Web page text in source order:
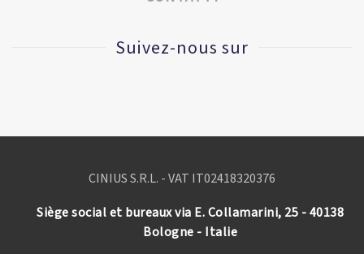
Suivez-nous sur
CINIUS S.R.L. - VAT IT02418320376
Siège social et bureaux via E. Collamarini, 25 - 40138
Bologne - Italie